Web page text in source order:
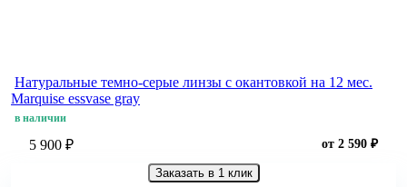
Натуральные темно-серые линзы c окантовкой на 12 мес.
Marquise essvase gray
в наличии
5 900 ₽ от 2 590 ₽
Заказать в 1 клик